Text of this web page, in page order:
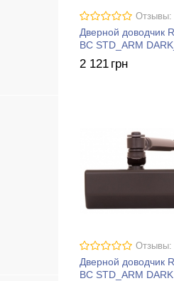
Отзывы:
Дверной доводчик
BC STD_ARM
2 121 грн
Отзывы:
Дверной доводчик
BC STD_ARM